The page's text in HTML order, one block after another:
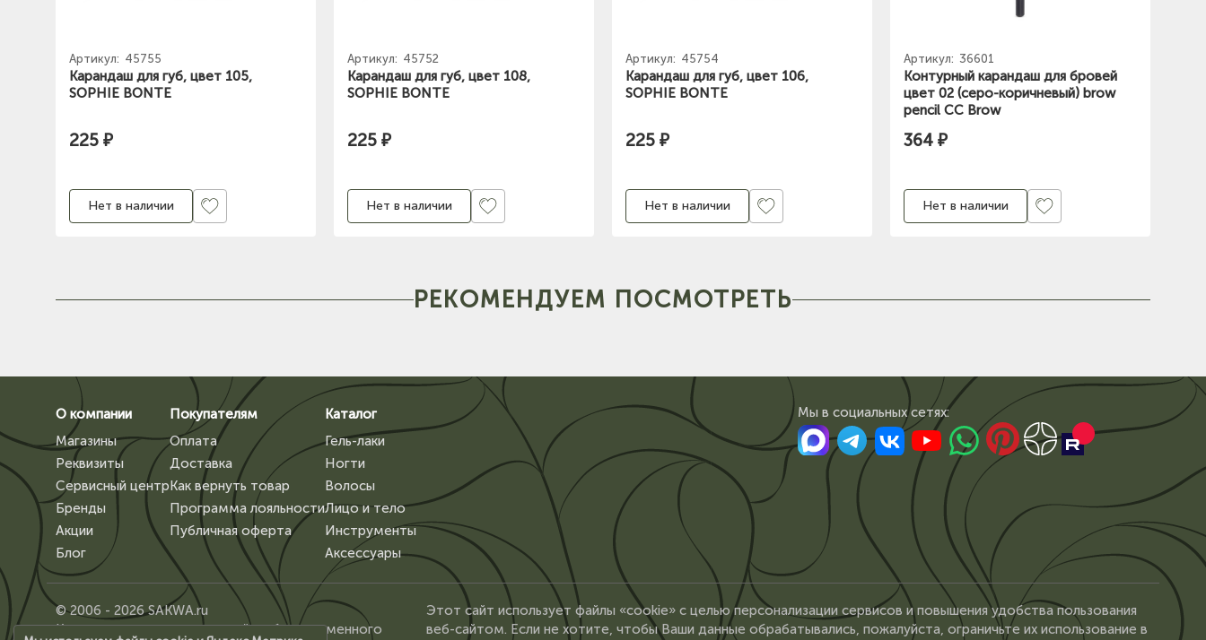
Артикул: 45755
Карандаш для губ, цвет 105,
SOPHIE BONTE
225 ₽
Нет в наличии
Артикул: 45752
Карандаш для губ, цвет 108,
SOPHIE BONTE
225 ₽
Нет в наличии
Артикул: 45754
Карандаш для губ, цвет 106,
SOPHIE BONTE
225 ₽
Нет в наличии
Артикул: 36601
Контурный карандаш для бровей
цвет 02 (серо-коричневый) brow
pencil СС Brow
364 ₽
Нет в наличии
РЕКОМЕНДУЕМ ПОСМОТРЕТЬ
О компании
Магазины
Реквизиты
Сервисный центр
Бренды
Акции
Блог
Покупателям
Оплата
Доставка
Как вернуть товар
Программа лояльности
Публичная оферта
Каталог
Гель-лаки
Ногти
Волосы
Лицо и тело
Инструменты
Аксессуары
Мы в сoциальных сетях:
© 2006 - 2026 SAKWA.ru
Копирование материалов сайта, без письменного
Этот сайт использует файлы «cookie» с целью персонализации сервисов и повышения удобства пользования
веб-сайтом. Если не хотите, чтобы Ваши данные обрабатывались, пожалуйста, ограничьте их использование в